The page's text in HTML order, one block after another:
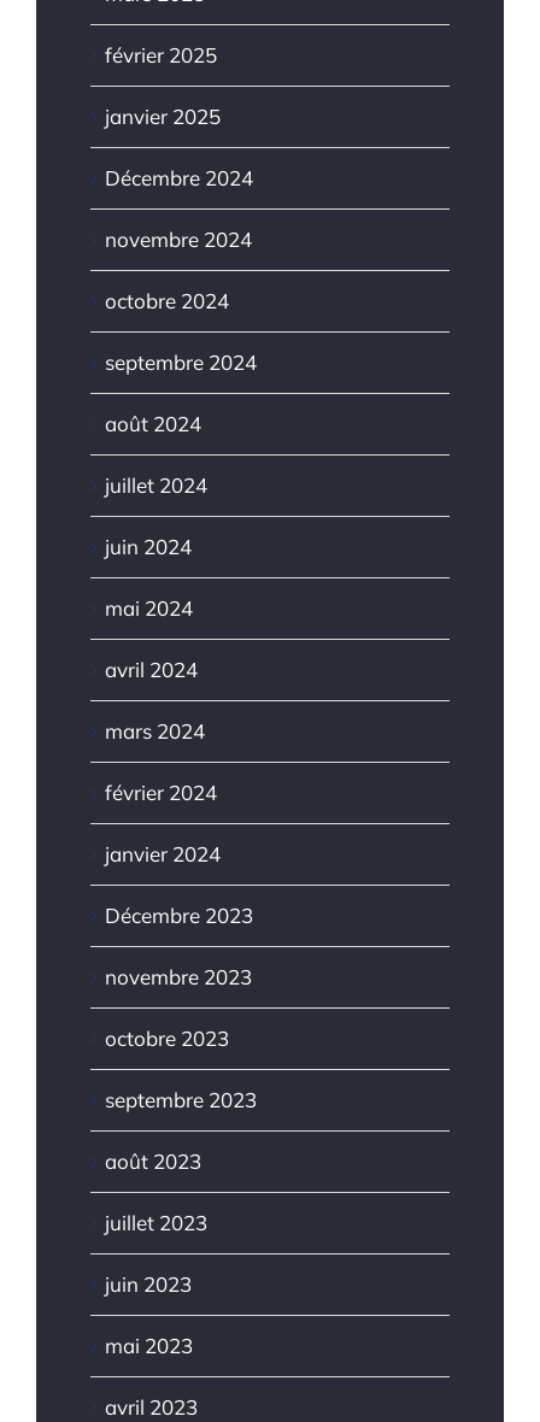
février 2025
janvier 2025
Décembre 2024
novembre 2024
octobre 2024
septembre 2024
août 2024
juillet 2024
juin 2024
mai 2024
avril 2024
mars 2024
février 2024
janvier 2024
Décembre 2023
novembre 2023
octobre 2023
septembre 2023
août 2023
juillet 2023
juin 2023
mai 2023
avril 2023